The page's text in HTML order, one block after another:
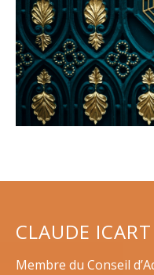
CLAUDE ICART
Membre du Conseil